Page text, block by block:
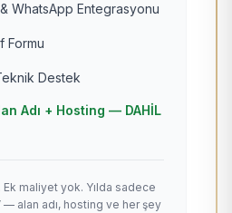
WhatsApp Entegrasyonu
Formu
Destek
Adı + Hosting — DAHİL
maliyet yok. Yılda sadece
— alan adı, hosting ve her şey